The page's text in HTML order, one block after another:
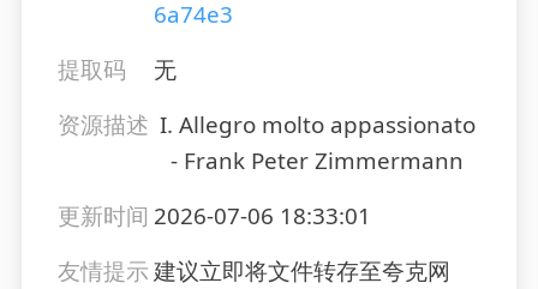
6a74e3
提取码
无
资源描述 I. Allegro molto appassionato
- Frank Peter Zimmermann
更新时间 2026-07-06 18:33:01
友情提示建议立即将文件转存至夸克网